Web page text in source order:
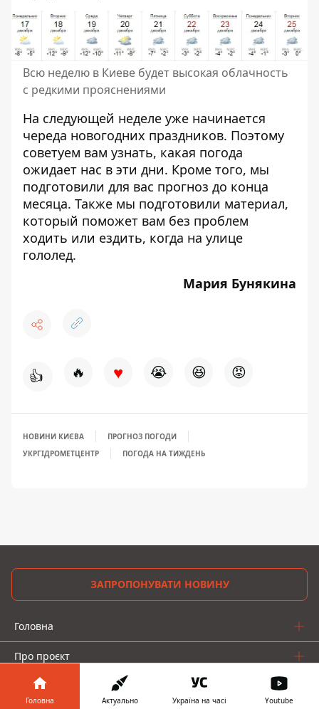
Всю неделю в Киеве будет высокая облачность
с редкими прояснениями
На следующей неделе уже начинается
череда новогодних праздников. Поэтому
советуем вам узнать, какая погода
ожидает нас в эти дни. Кроме того, мы
подготовили для вас прогноз до конца
месяца. Также мы подготовили материал,
который поможет вам без проблем
ходить или ездить, когда на улице
гололед.
Мария Бунякина
👍 🔥 ♥ 😭 😆 😡
НОВИНИ КИЄВА
ПРОГНОЗ ПОГОДИ
УКРГІДРОМЕТЦЕНТР
ПОГОДА НА ТИЖДЕНЬ
ЗАПРОПОНУВАТИ НОВИНУ
Головна
Про проєкт
Реклама
Головна Актуально Україна на часі Youtube